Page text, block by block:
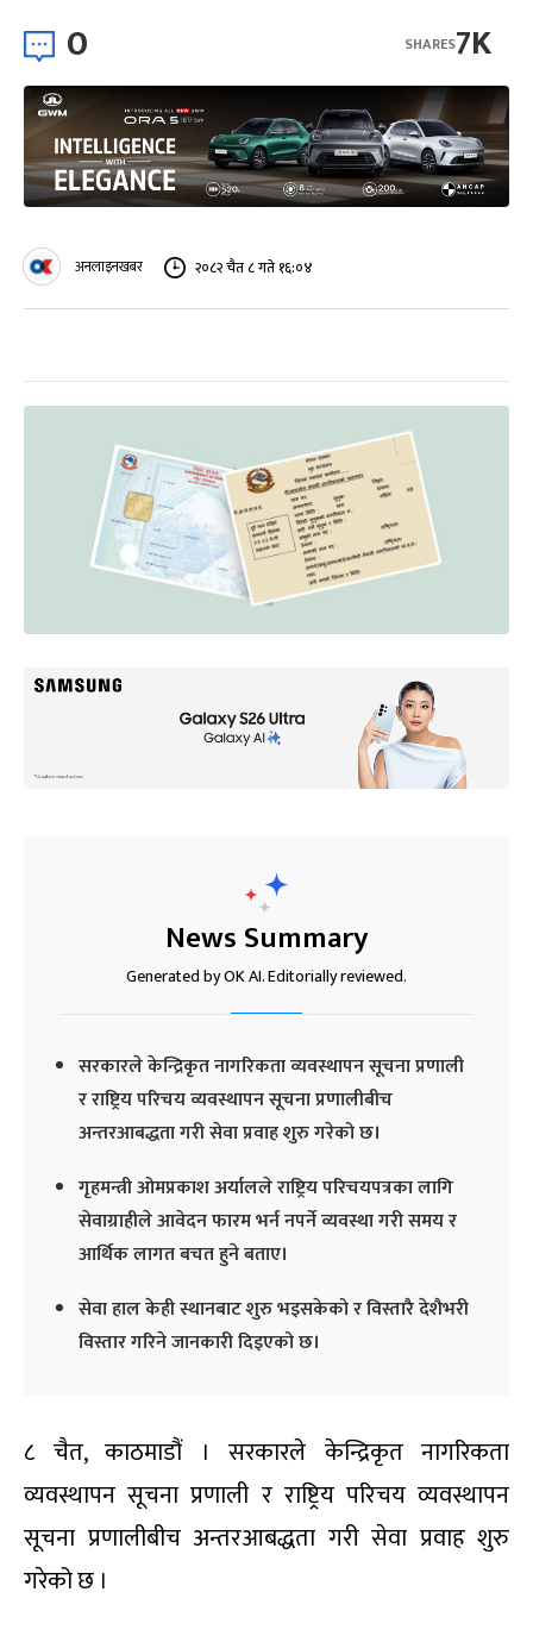
0 7K
SHARES
अनलाइनखबर २०८२ चैत ८ गते १६:०४
News Summary
Generated by OK AI. Editorially reviewed.
सरकारले केन्द्रिकृत नागरिकता व्यवस्थापन सूचना प्रणाली
र राष्ट्रिय परिचय व्यवस्थापन सूचना प्रणालीबीच
अन्तरआबद्धता गरी सेवा प्रवाह शुरु गरेको छ।
गृहमन्त्री ओमप्रकाश अर्यालले राष्ट्रिय परिचयपत्रका लागि
सेवाग्राहीले आवेदन फारम भर्न नपर्ने व्यवस्था गरी समय र
आर्थिक लागत बचत हुने बताए।
सेवा हाल केही स्थानबाट शुरु भइसकेको र विस्तारै देशैभरी
विस्तार गरिने जानकारी दिइएको छ।
८ चैत, काठमाडौं । सरकारले केन्द्रिकृत नागरिकता
व्यवस्थापन सूचना प्रणाली र राष्ट्रिय परिचय व्यवस्थापन
सूचना प्रणालीबीच अन्तरआबद्धता गरी सेवा प्रवाह शुरु
गरेको छ ।